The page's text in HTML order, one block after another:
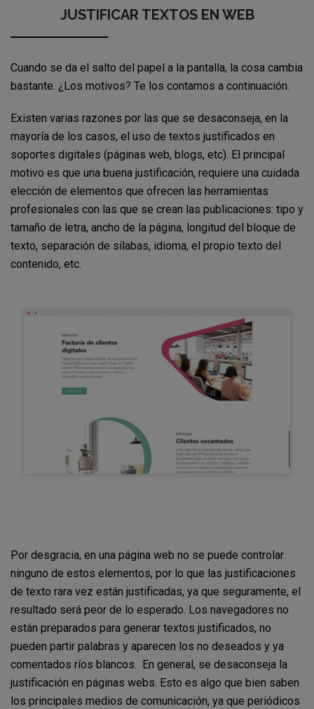
JUSTIFICAR TEXTOS EN WEB
Cuando se da el salto del papel a la pantalla, la cosa cambia
bastante. ¿Los motivos? Te los contamos a continuación.
Existen varias razones por las que se desaconseja, en la
mayoría de los casos, el uso de textos justificados en
soportes digitales (páginas web, blogs, etc). El principal
motivo es que una buena justificación, requiere una cuidada
elección de elementos que ofrecen las herramientas
profesionales con las que se crean las publicaciones: tipo y
tamaño de letra, ancho de la página, longitud del bloque de
texto, separación de sílabas, idioma, el propio texto del
contenido, etc.
Por desgracia, en una página web no se puede controlar
ninguno de estos elementos, por lo que las justificaciones
de texto rara vez están justificadas, ya que seguramente, el
resultado será peor de lo esperado. Los navegadores no
están preparados para generar textos justificados, no
pueden partir palabras y aparecen los no deseados y ya
comentados ríos blancos. En general, se desaconseja la
justificación en páginas webs. Esto es algo que bien saben
los principales medios de comunicación, ya que periódicos